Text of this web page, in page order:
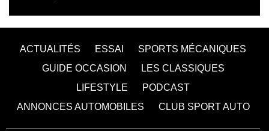
ACTUALITÉS ESSAI
SPORTS MÉCANIQUES
GUIDE OCCASION
LES CLASSIQUES
LIFESTYLE
PODCAST
ANNONCES AUTOMOBILES
CLUB SPORT AUTO